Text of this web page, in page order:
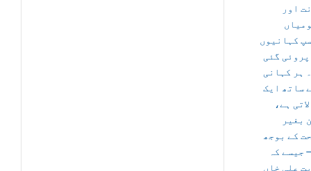
اور
کہانیوں
گئی
ہر کہانی
ساتھ ایک
ہے،
بغیر
کے بوجھ
جیسے کہ
علی خاں